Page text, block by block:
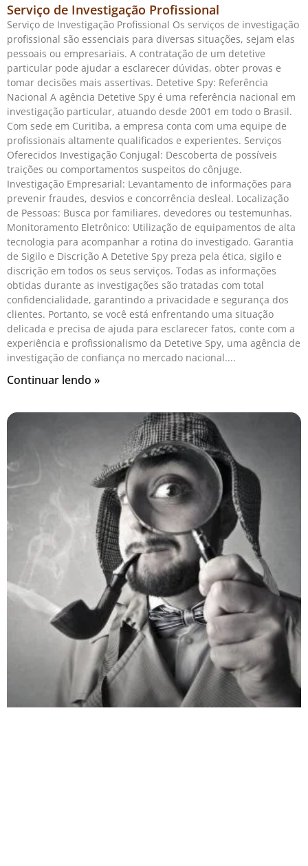
Serviço de Investigação Profissional
Serviço de Investigação Profissional Os serviços de investigação
profissional são essenciais para diversas situações, sejam elas
pessoais ou empresariais. A contratação de um detetive
particular pode ajudar a esclarecer dúvidas, obter provas e
tomar decisões mais assertivas. Detetive Spy: Referência
Nacional A agência Detetive Spy é uma referência nacional em
investigação particular, atuando desde 2001 em todo o Brasil.
Com sede em Curitiba, a empresa conta com uma equipe de
profissionais altamente qualificados e experientes. Serviços
Oferecidos Investigação Conjugal: Descoberta de possíveis
traições ou comportamentos suspeitos do cônjuge.
Investigação Empresarial: Levantamento de informações para
prevenir fraudes, desvios e concorrência desleal. Localização
de Pessoas: Busca por familiares, devedores ou testemunhas.
Monitoramento Eletrônico: Utilização de equipamentos de alta
tecnologia para acompanhar a rotina do investigado. Garantia
de Sigilo e Discrição A Detetive Spy preza pela ética, sigilo e
discrição em todos os seus serviços. Todas as informações
obtidas durante as investigações são tratadas com total
confidencialidade, garantindo a privacidade e segurança dos
clientes. Portanto, se você está enfrentando uma situação
delicada e precisa de ajuda para esclarecer fatos, conte com a
experiência e profissionalismo da Detetive Spy, uma agência de
investigação de confiança no mercado nacional.
Continuar lendo »